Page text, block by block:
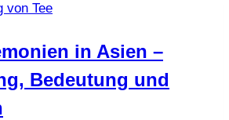
von Tee
in Asien –
Bedeutung und